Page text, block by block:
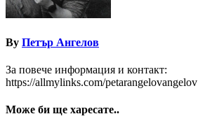
By Петър Ангелов
За повече информация и контакт:
https://allmylinks.com/petarangelovangelov
Може би ще харесате..